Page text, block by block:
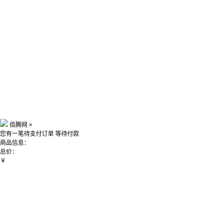
佰腾网 ×
您有一笔待支付订单 等待付款
商品信息：
总价：
￥